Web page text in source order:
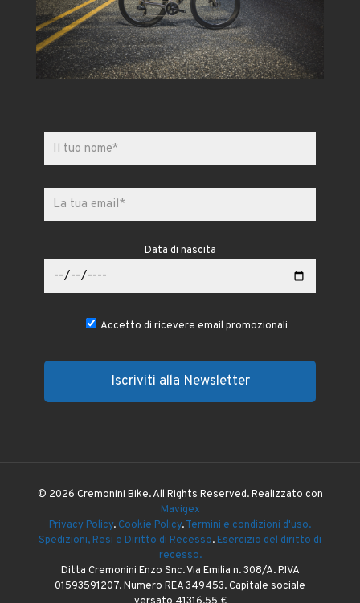
Data di nascita
Accetto di ricevere email promozionali
© 2026 Cremonini Bike. All Rights Reserved. Realizzato con
Mavigex
Privacy Policy. Cookie Policy.Termini e condizioni d'uso.
Spedizioni, Resi e Diritto di Recesso. Esercizio del diritto di
recesso.
Ditta Cremonini Enzo Snc. Via Emilia n. 308/A. P.IVA
01593591207. Numero REA 349453. Capitale sociale